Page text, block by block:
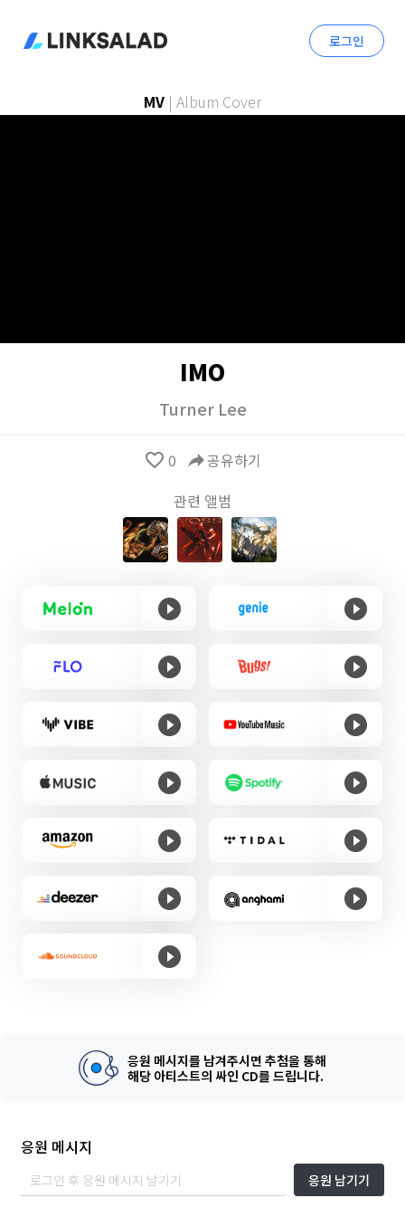
로그인
MV | Album Cover
IMO
Turner Lee
favorite_border 0 reply공유하기
관련 앨범
응원 메시지를 남겨주시면 추첨을 통해
해당 아티스트의 싸인 CD를 드립니다.
응원 메시지
응원 남기기